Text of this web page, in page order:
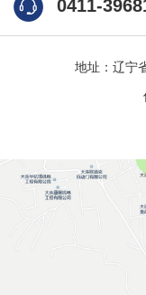
0411-
地址：辽宁